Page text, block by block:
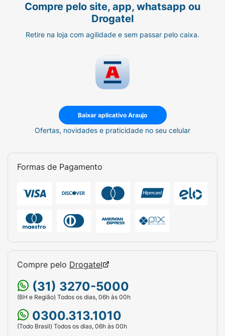
Compre pelo site, app, whatsapp ou
Drogatel
Retire na loja com agilidade e sem passar pelo caixa.
Baixar aplicativo Araujo
Ofertas, novidades e praticidade no seu celular
Formas de Pagamento
Compre pelo Drogatel
(31) 3270-5000
(BH e Região) Todos os dias, 06h às 00h
0300.313.1010
(Todo Brasil) Todos os dias, 06h às 00h